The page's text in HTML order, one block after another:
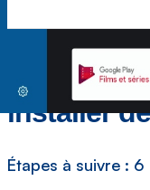
installer
Étapes à suivre : 6